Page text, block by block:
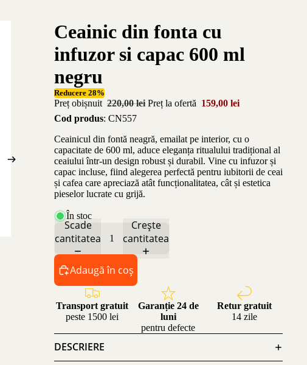
Ceainic din fonta cu
infuzor si capac 600 ml
negru
Reducere 28%
Preț obișnuit 220,00 lei Preț la ofertă 159,00 lei
Cod produs: CN557
Ceainicul din fontă neagră, emailat pe interior, cu o
capacitate de 600 ml, aduce eleganța ritualului tradițional al
ceaiului într-un design robust și durabil. Vine cu infuzor și
capac incluse, fiind alegerea perfectă pentru iubitorii de ceai
și cafea care apreciază atât funcționalitatea, cât și estetica
pieselor lucrate cu grijă.
În stoc
Scade
cantitatea
Crește
cantitatea
Adaugă în coș
Transport gratuit
peste 1500 lei
Garanție 24 de
luni
pentru defecte
Retur gratuit
14 zile
DESCRIERE